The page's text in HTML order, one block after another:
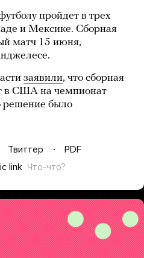
пройдет в трех
и Мексике. Сборная
матч 15 июня,
заявили, что сборная
в США на чемпионат
решение было
Твиттер
PDF
link Что-что?